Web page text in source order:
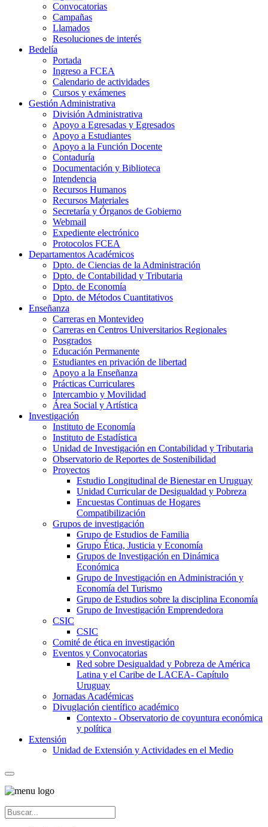
Convocatorias
Campañas
Llamados
Resoluciones de interés
Bedelía
Portada
Ingreso a FCEA
Calendario de actividades
Cursos y exámenes
Gestión Administrativa
División Administrativa
Apoyo a Egresadas y Egresados
Apoyo a Estudiantes
Apoyo a la Función Docente
Contaduría
Documentación y Biblioteca
Intendencia
Recursos Humanos
Recursos Materiales
Secretaría y Órganos de Gobierno
Webmail
Expediente electrónico
Protocolos FCEA
Departamentos Académicos
Dpto. de Ciencias de la Administración
Dpto. de Contabilidad y Tributaria
Dpto. de Economía
Dpto. de Métodos Cuantitativos
Enseñanza
Carreras en Montevideo
Carreras en Centros Universitarios Regionales
Posgrados
Educación Permanente
Estudiantes en privación de libertad
Apoyo a la Enseñanza
Prácticas Curriculares
Intercambio y Movilidad
Área Social y Artística
Investigación
Instituto de Economía
Instituto de Estadística
Unidad de Investigación en Contabilidad y Tributaria
Observatorio de Reportes de Sostenibilidad
Proyectos
Estudio Longitudinal de Bienestar en Uruguay
Unidad Curricular de Desigualdad y Pobreza
Encuestas Continuas de Hogares
Compatibilización
Grupos de investigación
Grupo de Estudios de Familia
Grupo Ética, Justicia y Economía
Grupos de Investigación en Dinámica
Económica
Grupo de Investigación en Administración y
Economía del Turismo
Grupo de Estudios sobre la disciplina Economía
Grupo de Investigación Emprendedora
CSIC
CSIC
Comité de ética en investigación
Eventos y Convocatorias
Red sobre Desigualdad y Pobreza de América
Latina y el Caribe de LACEA- Capítulo
Uruguay
Jornadas Académicas
Divuglación científico académico
Contexto - Observatorio de coyuntura económica
y política
Extensión
Unidad de Extensión y Actividades en el Medio